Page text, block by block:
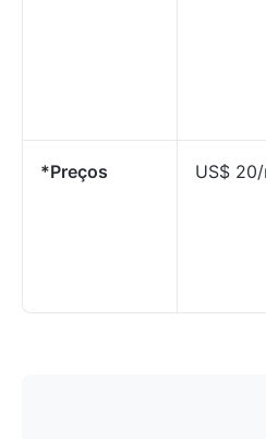
*Preços US$